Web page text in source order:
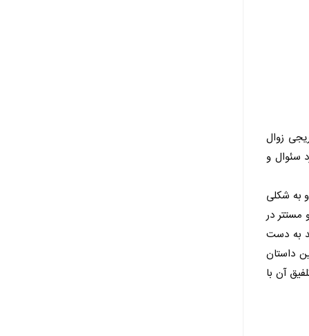
زوال
سئوال و
می‌شویم و به شکلی
در
به دست
داستان
آن با